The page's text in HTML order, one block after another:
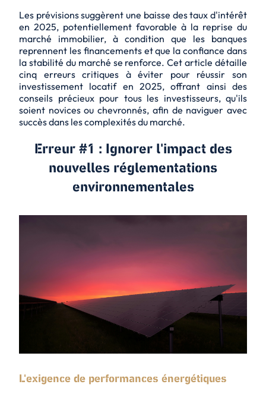
Les prévisions suggèrent une baisse des taux d'intérêt
en 2025, potentiellement favorable à la reprise du
marché immobilier, à condition que les banques
reprennent les financements et que la confiance dans
la stabilité du marché se renforce. Cet article détaille
cinq erreurs critiques à éviter pour réussir son
investissement locatif en 2025, offrant ainsi des
conseils précieux pour tous les investisseurs, qu'ils
soient novices ou chevronnés, afin de naviguer avec
succès dans les complexités du marché.
Erreur #1 : Ignorer l'impact des
nouvelles réglementations
environnementales
L'exigence de performances énergétiques